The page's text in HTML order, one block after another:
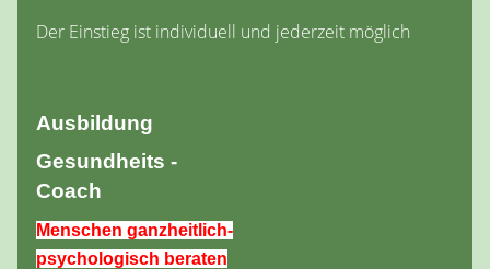
Der Einstieg ist individuell und jederzeit möglich
Ausbildung
Gesundheits -
Coach
Menschen ganzheitlich-
psychologisch beraten